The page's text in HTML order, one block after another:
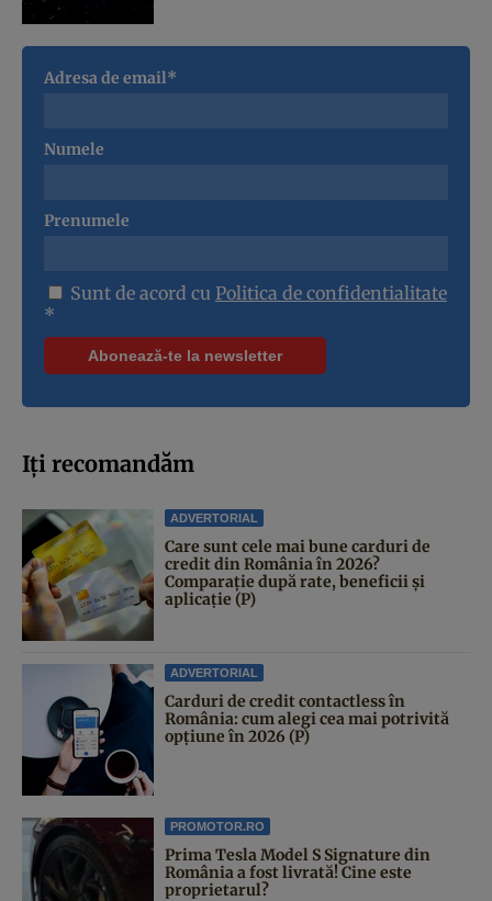
Adresa de email*
Numele
Prenumele
Sunt de acord cu Politica de confidentialitate
*
Iți recomandăm
ADVERTORIAL
Care sunt cele mai bune carduri de
credit din România în 2026?
Comparație după rate, beneficii și
aplicație (P)
ADVERTORIAL
Carduri de credit contactless în
România: cum alegi cea mai potrivită
opțiune în 2026 (P)
PROMOTOR.RO
Prima Tesla Model S Signature din
România a fost livrată! Cine este
proprietarul?